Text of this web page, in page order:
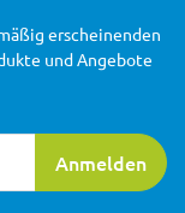
Anmelden
erscheinenden
und Angebote